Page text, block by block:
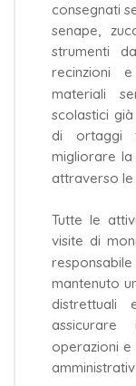
consegnati
senape,
strumenti
recinzioni
materiali
scolastici
di ortaggi
migliorare
attraverso le
Tutte le
visite di
mantenuto
operazioni